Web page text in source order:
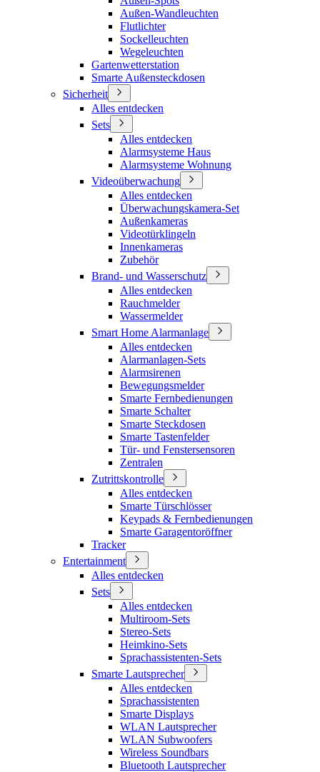
Außen-Wandleuchten
Flutlichter
Sockelleuchten
Wegeleuchten
Gartenwetterstation
Smarte Außensteckdosen
Sicherheit
Alles entdecken
Sets
Alles entdecken
Alarmsysteme Haus
Alarmsysteme Wohnung
Videoüberwachung
Alles entdecken
Überwachungskamera-Set
Außenkameras
Videotürklingeln
Innenkameras
Zubehör
Brand- und Wasserschutz
Alles entdecken
Rauchmelder
Wassermelder
Smart Home Alarmanlage
Alles entdecken
Alarmanlagen-Sets
Alarmsirenen
Bewegungsmelder
Smarte Fernbedienungen
Smarte Schalter
Smarte Steckdosen
Smarte Tastenfelder
Tür- und Fenstersensoren
Zentralen
Zutrittskontrolle
Alles entdecken
Smarte Türschlösser
Keypads & Fernbedienungen
Smarte Garagentoröffner
Tracker
Entertainment
Alles entdecken
Sets
Alles entdecken
Multiroom-Sets
Stereo-Sets
Heimkino-Sets
Sprachassistenten-Sets
Smarte Lautsprecher
Alles entdecken
Sprachassistenten
Smarte Displays
WLAN Lautsprecher
WLAN Subwoofers
Wireless Soundbars
Bluetooth Lautsprecher